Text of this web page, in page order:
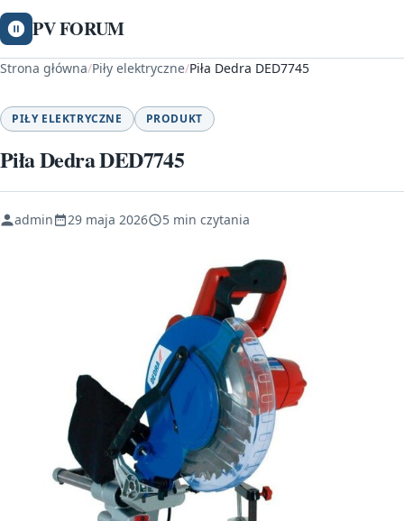
PV FORUM
Strona główna/Piły elektryczne/Piła Dedra DED7745
PIŁY ELEKTRYCZNE PRODUKT
Piła Dedra DED7745
admin 29 maja 2026 5 min czytania